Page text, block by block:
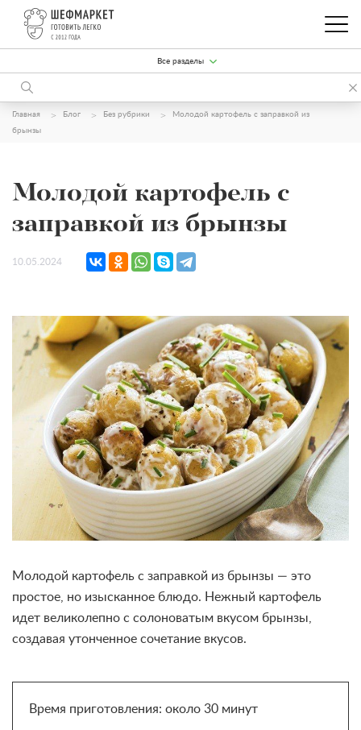
Все разделы
Главная Блог Без рубрики
Молодой картофель с заправкой из
брынзы
Молодой картофель с
заправкой из брынзы
10.05.2024
Молодой картофель с заправкой из брынзы — это
простое, но изысканное блюдо. Нежный картофель
идет великолепно с солоноватым вкусом брынзы,
создавая утонченное сочетание вкусов.
Время приготовления: около 30 минут